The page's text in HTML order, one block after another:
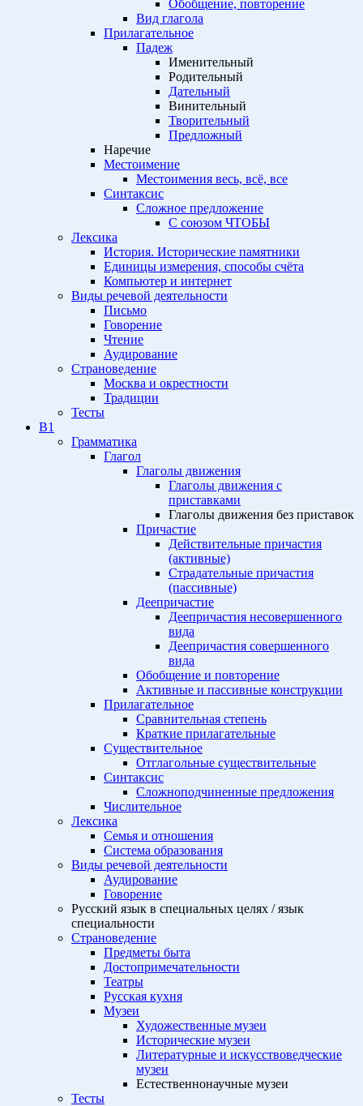
Обобщение, повторение
Вид глагола
Прилагательное
Падеж
Именительный
Родительный
Дательный
Винительный
Творительный
Предложный
Наречие
Местоимение
Местоимения весь, всё, все
Синтаксис
Сложное предложение
С союзом ЧТОБЫ
Лексика
История. Исторические памятники
Единицы измерения, способы счёта
Компьютер и интернет
Виды речевой деятельности
Письмо
Говорение
Чтение
Аудирование
Страноведение
Москва и окрестности
Традиции
Тесты
B1
Грамматика
Глагол
Глаголы движения
Глаголы движения с
приставками
Глаголы движения без приставок
Причастие
Действительные причастия
(активные)
Страдательные причастия
(пассивные)
Деепричастие
Деепричастия несовершенного
вида
Деепричастия совершенного
вида
Обобщение и повторение
Активные и пассивные конструкции
Прилагательное
Сравнительная степень
Краткие прилагательные
Существительное
Отглагольные существительные
Синтаксис
Сложноподчиненные предложения
Числительное
Лексика
Семья и отношения
Система образования
Виды речевой деятельности
Аудирование
Говорение
Русский язык в специальных целях / язык
специальности
Страноведение
Предметы быта
Достопримечательности
Театры
Русская кухня
Музеи
Художественные музеи
Исторические музеи
Литературные и искусствоведческие
музеи
Естественнонаучные музеи
Тесты